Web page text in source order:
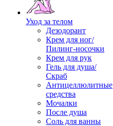
Уход за телом
Дезодорант
Крем для ног/
Пилинг-носочки
Крем для рук
Гель для душа/
Скраб
Антицеллюлитные
средства
Мочалки
После душа
Соль для ванны